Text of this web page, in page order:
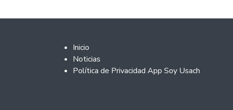
Footer 2
Inicio
Noticias
Política de Privacidad App Soy Usach